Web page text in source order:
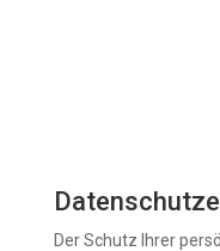
Der Schutz Ihrer